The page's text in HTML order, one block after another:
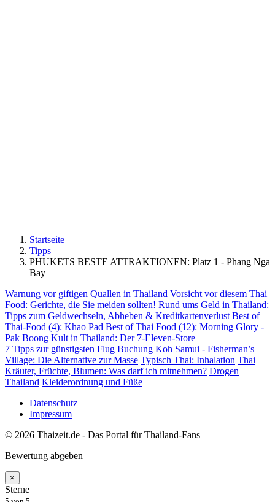
Startseite
Tipps
PHUKETS BESTE ATTRAKTIONEN: Platz 1 - Phang Nga
Bay
Warnung vor giftigen Quallen in Thailand Vorsicht vor diesem Thai
Food: Gerichte, die Sie meiden sollten! Rund ums Geld in Thailand:
Tipps zum Geldwechseln, Abheben & Kreditkartenverlust Best of
Thai-Food (4): Khao Pad Best of Thai Food (12): Morning Glory -
Pak Boong Kult in Thailand: Der 7-Eleven-Store
7 Tipps zur günstigsten Flug Buchung Koh Samui - Fisherman’s
Village: Die Alternative zur Masse Typisch Thai: Inhalation Thai
Kräuter, Früchte, Blumen: Was darf ich mitnehmen? Drogen
Thailand Kleiderordnung und Füße
Datenschutz
Impressum
© 2026 Thaizeit.de - Das Portal für Thailand-Fans
Bewertung abgeben
×
Sterne